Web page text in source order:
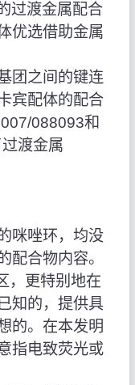
过渡金属配合
优选借助金属
团之间的键连
宾配体的配合
088093和
渡金属
咪唑环，均没
配合物内容。
，更特别地在
知的，提供具
的。在本发明
指电致荧光或